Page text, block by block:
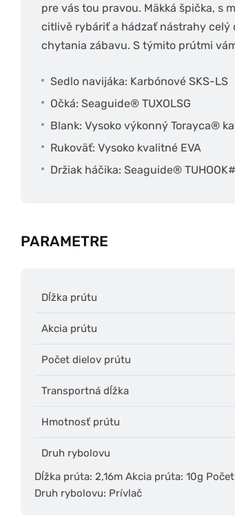
pre vás tou pravou. Mäkká špička, s
citlivě rybáriť a hádzať nástrahy celý
chytania zábavu. S týmito prútmi
Sedlo navijáka: Karbónové SKS-LS
Očká: Seaguide® TUXOLSG
Blank: Vysoko výkonný Torayca®
Rukoväť: Vysoko kvalitné EVA
Držiak háčika: Seaguide®
PARAMETRE
Dĺžka prútu
Akcia prútu
Počet dielov prútu
Transportná dĺžka
Hmotnosť prútu
Druh rybolovu
Dĺžka prúta: 2,16m Akcia prúta: 10g
Druh rybolovu: Prívlač